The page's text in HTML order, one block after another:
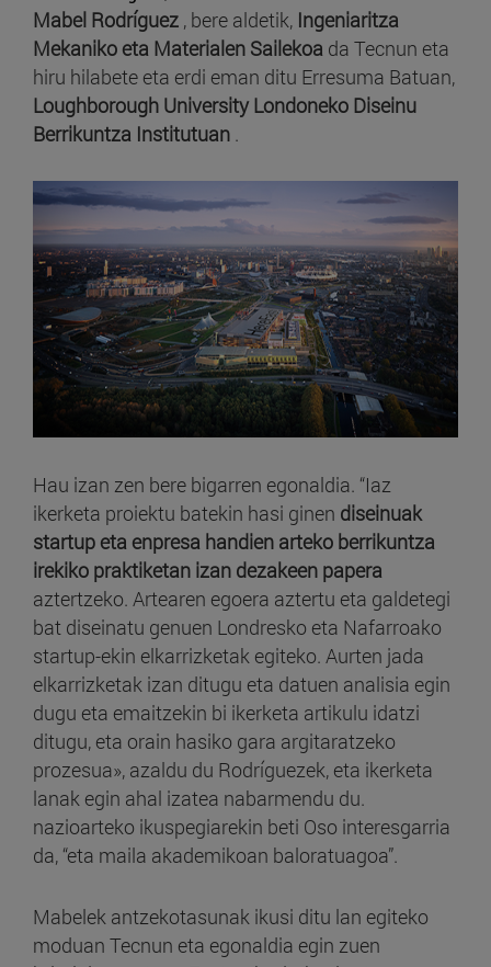
Mabel Rodríguez , bere aldetik, Ingeniaritza
Mekaniko eta Materialen Sailekoa da Tecnun eta
hiru hilabete eta erdi eman ditu Erresuma Batuan,
Loughborough University Londoneko Diseinu
Berrikuntza Institutuan .
Hau izan zen bere bigarren egonaldia. “Iaz
ikerketa proiektu batekin hasi ginen diseinuak
startup eta enpresa handien arteko berrikuntza
irekiko praktiketan izan dezakeen papera
aztertzeko. Artearen egoera aztertu eta galdetegi
bat diseinatu genuen Londresko eta Nafarroako
startup-ekin elkarrizketak egiteko. Aurten jada
elkarrizketak izan ditugu eta datuen analisia egin
dugu eta emaitzekin bi ikerketa artikulu idatzi
ditugu, eta orain hasiko gara argitaratzeko
prozesua», azaldu du Rodríguezek, eta ikerketa
lanak egin ahal izatea nabarmendu du.
nazioarteko ikuspegiarekin beti Oso interesgarria
da, “eta maila akademikoan baloratuagoa”.
Mabelek antzekotasunak ikusi ditu lan egiteko
moduan Tecnun eta egonaldia egin zuen